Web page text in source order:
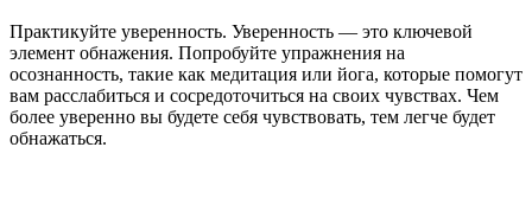
Практикуйте уверенность. Уверенность — это ключевой
элемент обнажения. Попробуйте упражнения на
осознанность, такие как медитация или йога, которые помогут
вам расслабиться и сосредоточиться на своих чувствах. Чем
более уверенно вы будете себя чувствовать, тем легче будет
обнажаться.